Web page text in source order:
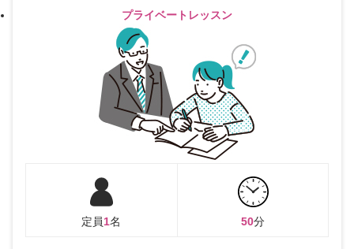
プライベートレッスン
定員1名 50分